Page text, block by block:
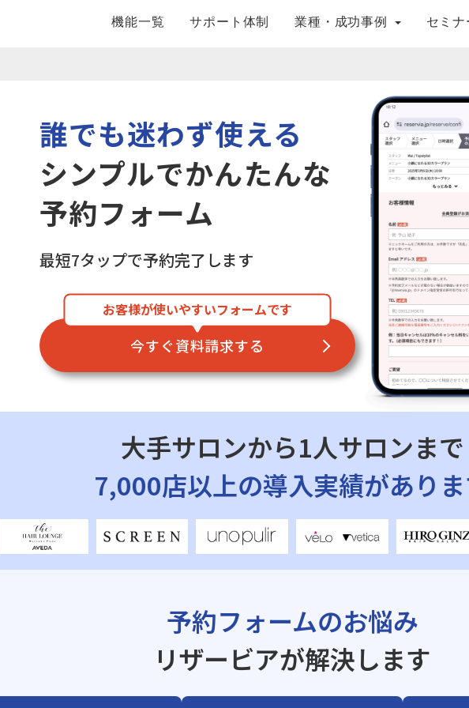
機能一覧 サポート体制 業種・成功事例 セミ
誰でも迷わず使える
シンプルでかんたんな
予約フォーム
最短7タップで予約完了します
お客様が使いやすいフォームです
今すぐ資料請求する
大手サロンから1人サロンまで
7,000店以上の導入実績があり
予約フォームのお悩み
リザービアが解決します